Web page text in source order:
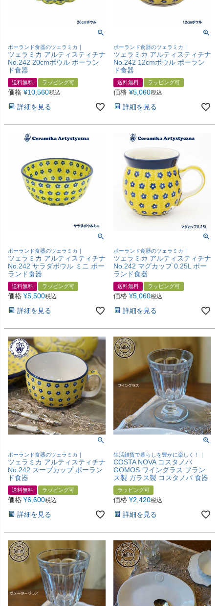
ポーランド食器のツェラミカ｜
ツェラミカ アルティスティチナ
No.242 20cmボウル ポーラン
ド食器
送料無料 ラッピング可
価格 ¥10,560税込
詳細を見る
ポーランド食器のツェラミカ｜
ツェラミカ アルティスティチナ
No.242 12cmボウル ポーラン
ド食器
送料無料 ラッピング可
価格 ¥5,060税込
詳細を見る
ポーランド食器のツェラミカ｜
ツェラミカ アルティスティチナ
No.242 サラダボウル ミニ ポー
ランド食器
送料無料 ラッピング可
価格 ¥5,500税込
詳細を見る
ポーランド食器のツェラミカ｜
ツェラミカ アルティスティチナ
No.242 マグカップ 0.25L ポー
ランド食器
送料無料 ラッピング可
価格 ¥5,060税込
詳細を見る
ポーランド食器のツェラミカ｜
ツェラミカ アルティスティチナ
No.242 スープカップ ポーラン
ド食器
送料無料 ラッピング可
価格 ¥6,600税込
詳細を見る
生活雑貨で暮らしを豊かに楽しく！｜
COSTA NOVA コスタノバ
GOMOS ワイングラス フラン
ス製 ガラス製 コスタノバ 食器
ラッピング可
価格 ¥2,420税込
詳細を見る